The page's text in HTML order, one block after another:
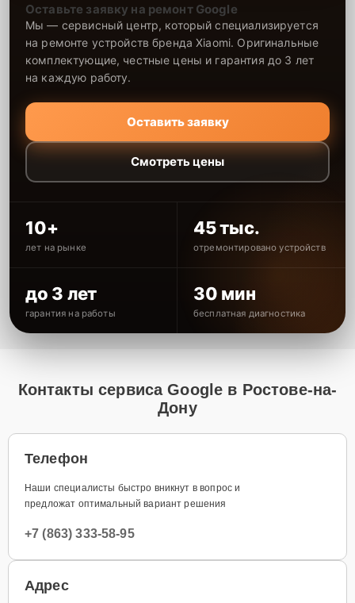
Оставьте заявку на ремонт Google
Мы — сервисный центр, который специализируется
на ремонте устройств бренда Xiaomi. Оригинальные
комплектующие, честные цены и гарантия до 3 лет
на каждую работу.
Оставить заявку
Смотреть цены
10+
лет на рынке
45 тыс.
отремонтировано устройств
до 3 лет
гарантия на работы
30 мин
бесплатная диагностика
Контакты сервиса Google в Ростове-на-
Дону
Телефон
Наши специалисты быстро вникнут в вопрос и
предложат оптимальный вариант решения
+7 (863) 333-58-95
Адрес